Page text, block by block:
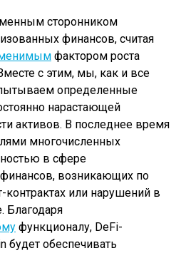
сторонником
финансов, считая
фактором роста
с этим, мы, как и все
определенные
нарастающей
активов. В последнее время
многочисленных
в сфере
возникающих по
контрактах или нарушений в
Благодаря
функционалу, DeFi-
будет обеспечивать